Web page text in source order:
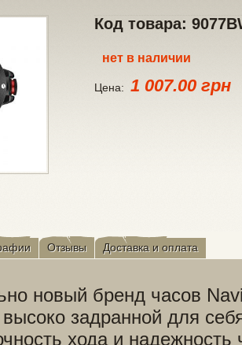
Код товара:
нет в наличии
Цена: 1 007.00 грн
Отзывы Доставка и оплата
новый бренд часов
задранной для
хода и надежность